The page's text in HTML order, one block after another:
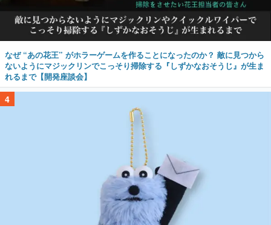
なぜ “あの花王” がホラーゲームを作ることになったのか？ 敵に見つから
ないようにマジックリンでこっそり掃除する『しずかなおそうじ』が生ま
れるまで【開発座談会】
4